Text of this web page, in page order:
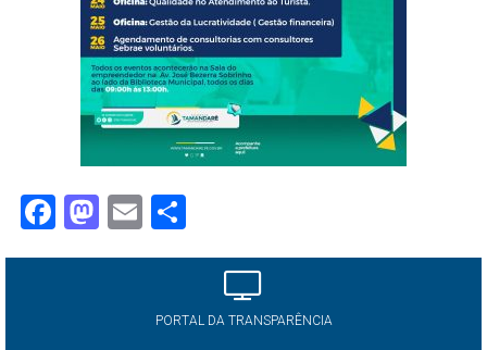
Facebook
Mastodon
Email
PORTAL DA TRANSPARÊNCIA